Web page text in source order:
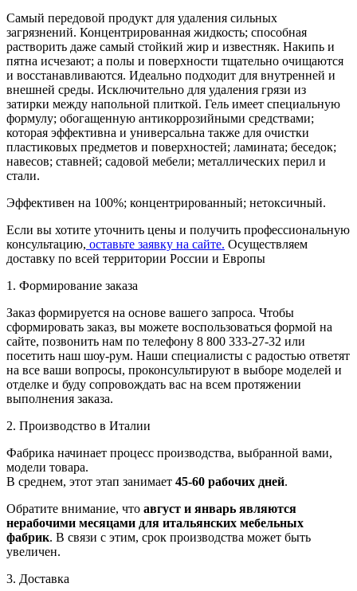
Самый передовой продукт для удаления сильных
загрязнений. Концентрированная жидкость; способная
растворить даже самый стойкий жир и известняк. Накипь и
пятна исчезают; а полы и поверхности тщательно очищаются
и восстанавливаются. Идеально подходит для внутренней и
внешней среды. Исключительно для удаления грязи из
затирки между напольной плиткой. Гель имеет специальную
формулу; обогащенную антикоррозийными средствами;
которая эффективна и универсальна также для очистки
пластиковых предметов и поверхностей; ламината; беседок;
навесов; ставней; садовой мебели; металлических перил и
стали.
Эффективен на 100%; концентрированный; нетоксичный.
Если вы хотите уточнить цены и получить профессиональную
консультацию, оставьте заявку на сайте. Осуществляем
доставку по всей территории России и Европы
1. Формирование заказа
Заказ формируется на основе вашего запроса. Чтобы
сформировать заказ, вы можете воспользоваться формой на
сайте, позвонить нам по телефону 8 800 333-27-32 или
посетить наш шоу-рум. Наши специалисты с радостью ответят
на все ваши вопросы, проконсультируют в выборе моделей и
отделке и буду сопровождать вас на всем протяжении
выполнения заказа.
2. Производство в Италии
Фабрика начинает процесс производства, выбранной вами,
модели товара.
В среднем, этот этап занимает 45-60 рабочих дней.
Обратите внимание, что август и январь являются
нерабочими месяцами для итальянских мебельных
фабрик. В связи с этим, срок производства может быть
увеличен.
3. Доставка